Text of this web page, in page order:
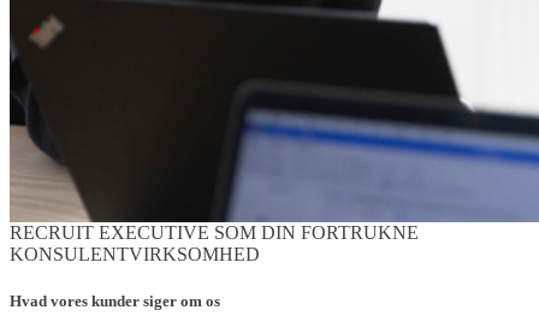
RECRUIT EXECUTIVE SOM DIN FORTRUKNE
KONSULENTVIRKSOMHED
Hvad vores kunder siger om os